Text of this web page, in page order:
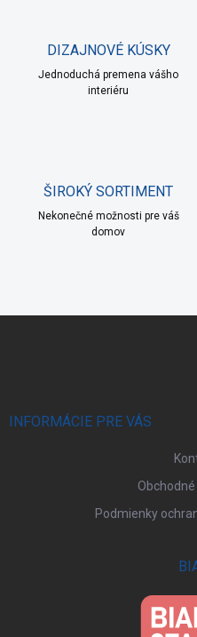
DIZAJNOVÉ KÚSKY
Jednoduchá premena vášho
interiéru
ŠIROKÝ SORTIMENT
Nekonečné možnosti pre váš
domov
INFORMÁCIE PRE VÁS
Podmienky